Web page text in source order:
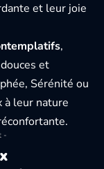
et leur joie
,
et
Sérénité ou
à leur nature
-